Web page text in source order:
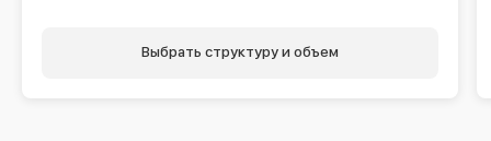
Выбрать структуру и объем